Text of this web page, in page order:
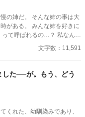
の姉だ。 そんな姉の事は大
がある。 みんな姉を好きに
て呼ばれるの…？ 私なん
文字数：11,591
した──が。もう、どう
くれた、幼馴染みであり、